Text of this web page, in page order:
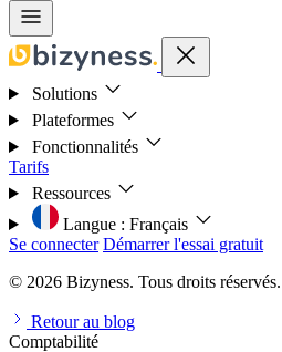
Solutions
Plateformes
Fonctionnalités
Tarifs
Ressources
Langue : Français
Se connecter Démarrer l'essai gratuit
© 2026 Bizyness. Tous droits réservés.
Retour au blog
Comptabilité